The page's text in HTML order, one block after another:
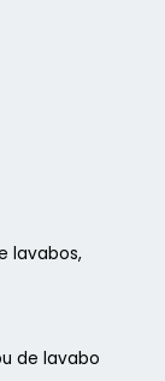
lavabos,
de lavabo